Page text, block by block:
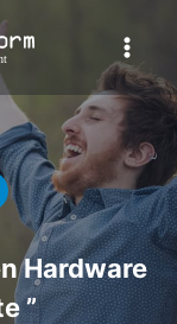
Hardware
”